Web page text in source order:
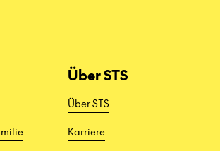
Über STS
Über STS
Karriere